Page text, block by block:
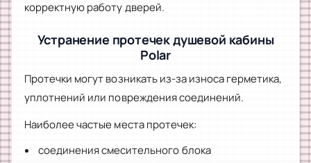
корректную работу дверей.
Устранение протечек душевой кабины
Polar
Протечки могут возникать из-за износа герметика,
уплотнений или повреждения соединений.
Наиболее частые места протечек:
соединения смесительного блока